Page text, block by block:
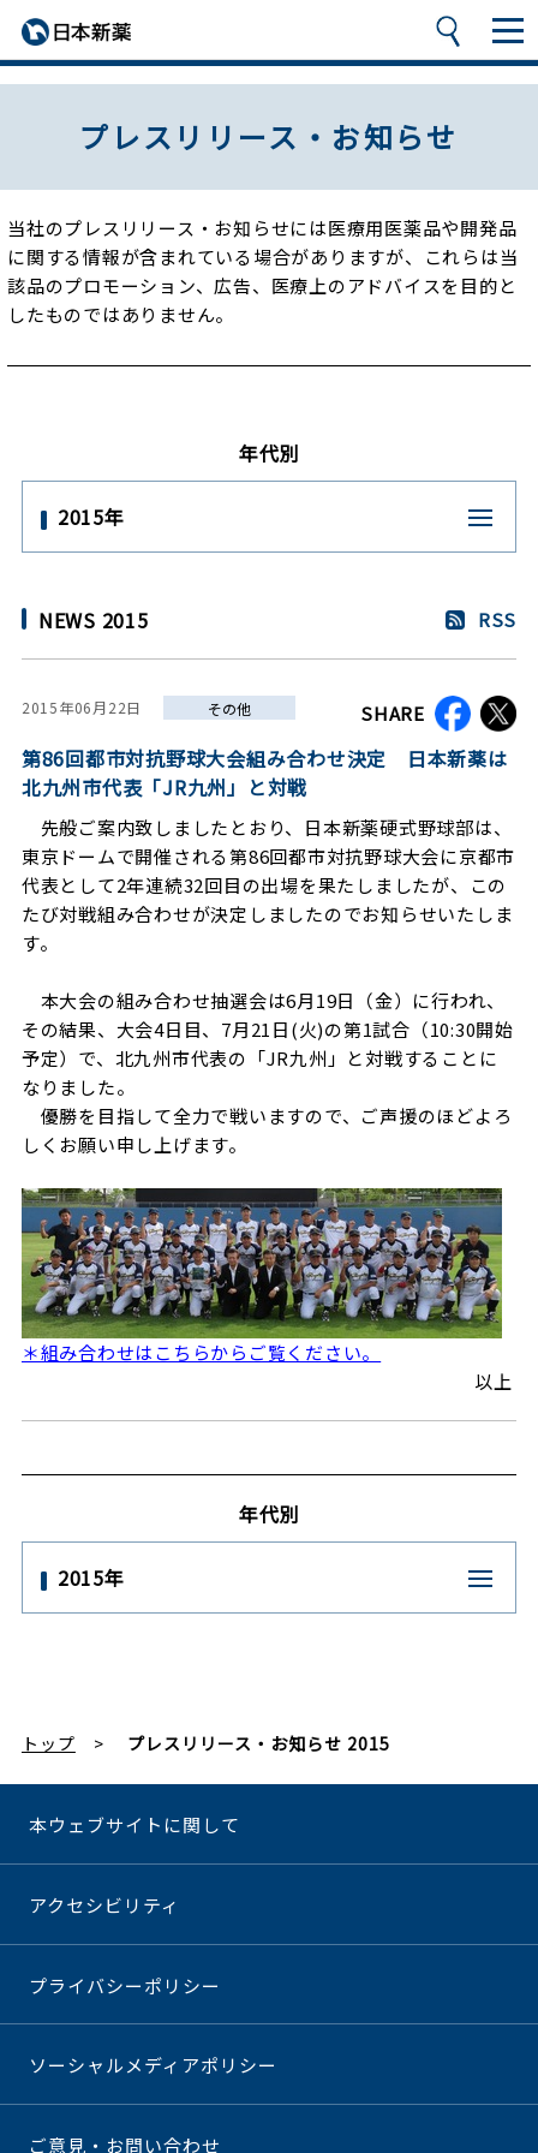
プレスリリース・お知らせ
当社のプレスリリース・お知らせには医療用医薬品や開発品
に関する情報が含まれている場合がありますが、
これらは当
該品のプロモーション、広告、医療上のアドバイスを目的と
したものではありません。
年代別
2015年
NEWS 2015 RSS
2015年06月22日 その他 SHARE
第86回都市対抗野球大会組み合わせ決定 日本新薬は
北九州市代表「JR九州」と対戦
先般ご案内致しましたとおり、日本新薬硬式野球部は、
東京ドームで開催される第86回都市対抗野球大会に京都市
代表として2年連続32回目の出場を果たしましたが、この
たび対戦組み合わせが決定しましたのでお知らせいたしま
す。
本大会の組み合わせ抽選会は6月19日（金）に行われ、
その結果、大会4日目、7月21日(火)の第1試合（10:30開始
予定）で、北九州市代表の「JR九州」と対戦することに
なりました。
優勝を目指して全力で戦いますので、ご声援のほどよろ
しくお願い申し上げます。
＊組み合わせはこちらからご覧ください。
以上
年代別
2015年
トップ プレスリリース・お知らせ 2015
本ウェブサイトに関して
アクセシビリティ
プライバシーポリシー
ソーシャルメディアポリシー
ご意見・お問い合わせ